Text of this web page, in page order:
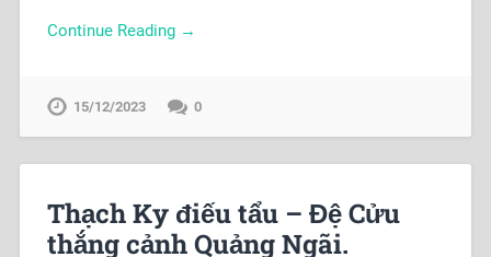
Continue Reading →
15/12/2023 0
Thạch Ky điếu tẩu – Đệ Cửu
thắng cảnh Quảng Ngãi.